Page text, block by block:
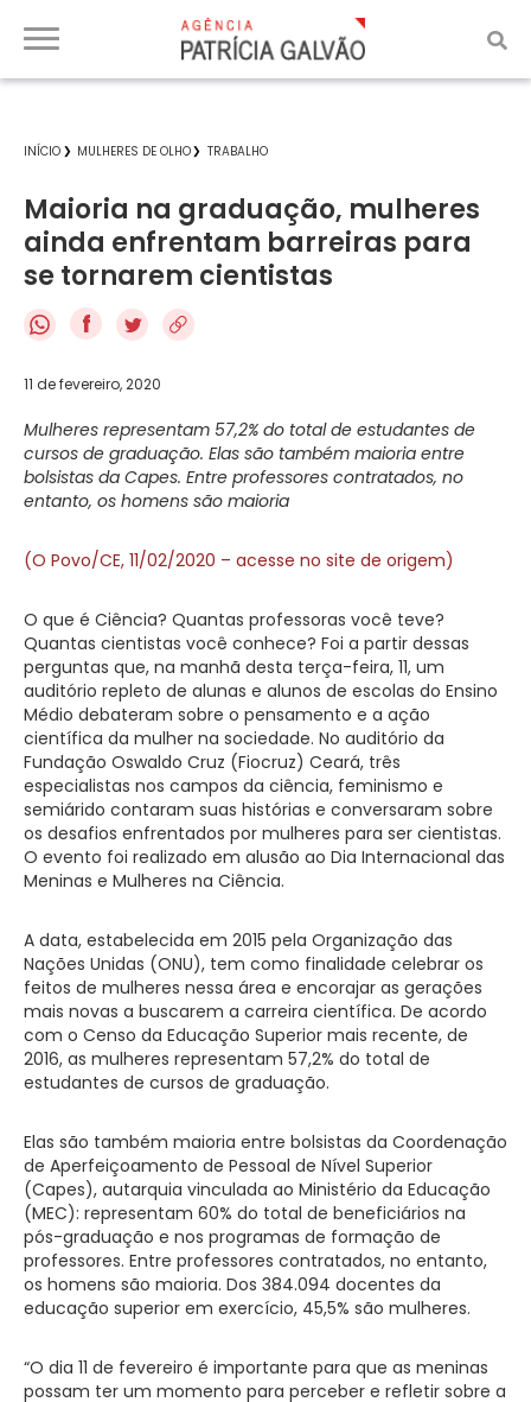
INÍCIO MULHERES DE OLHO TRABALHO
Maioria na graduação, mulheres
ainda enfrentam barreiras para
se tornarem cientistas
f
11 de fevereiro, 2020
Mulheres representam 57,2% do total de estudantes de
cursos de graduação. Elas são também maioria entre
bolsistas da Capes. Entre professores contratados, no
entanto, os homens são maioria
(O Povo/CE, 11/02/2020 – acesse no site de origem)
O que é Ciência? Quantas professoras você teve?
Quantas cientistas você conhece? Foi a partir dessas
perguntas que, na manhã desta terça-feira, 11, um
auditório repleto de alunas e alunos de escolas do Ensino
Médio debateram sobre o pensamento e a ação
científica da mulher na sociedade. No auditório da
Fundação Oswaldo Cruz (Fiocruz) Ceará, três
especialistas nos campos da ciência, feminismo e
semiárido contaram suas histórias e conversaram sobre
os desafios enfrentados por mulheres para ser cientistas.
O evento foi realizado em alusão ao Dia Internacional das
Meninas e Mulheres na Ciência.
A data, estabelecida em 2015 pela Organização das
Nações Unidas (ONU), tem como finalidade celebrar os
feitos de mulheres nessa área e encorajar as gerações
mais novas a buscarem a carreira científica. De acordo
com o Censo da Educação Superior mais recente, de
2016, as mulheres representam 57,2% do total de
estudantes de cursos de graduação.
Elas são também maioria entre bolsistas da Coordenação
de Aperfeiçoamento de Pessoal de Nível Superior
(Capes), autarquia vinculada ao Ministério da Educação
(MEC): representam 60% do total de beneficiários na
pós-graduação e nos programas de formação de
professores. Entre professores contratados, no entanto,
os homens são maioria. Dos 384.094 docentes da
educação superior em exercício, 45,5% são mulheres.
“O dia 11 de fevereiro é importante para que as meninas
possam ter um momento para perceber e refletir sobre a